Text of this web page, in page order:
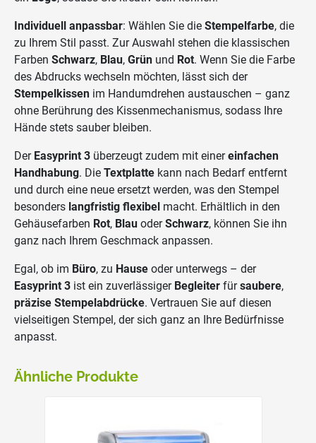
Individuell anpassbar: Wählen Sie die Stempelfarbe, die
zu Ihrem Stil passt. Zur Auswahl stehen die klassischen
Farben Schwarz, Blau, Grün und Rot. Wenn Sie die Farbe
des Abdrucks wechseln möchten, lässt sich der
Stempelkissen im Handumdrehen austauschen – ganz
ohne Berührung des Kissenmechanismus, sodass Ihre
Hände stets sauber bleiben.
Der Easyprint 3 überzeugt zudem mit einereinfachen
Handhabung. Die Textplatte kann nach Bedarf entfernt
und durch eine neue ersetzt werden, was den Stempel
besonders langfristig flexibel macht. Erhältlich in den
Gehäusefarben Rot, Blau oderSchwarz, können Sie ihn
ganz nach Ihrem Geschmack anpassen.
Egal, ob im Büro, zu Hause oder unterwegs – der
Easyprint 3 ist ein zuverlässiger Begleiter fürsaubere,
präzise Stempelabdrücke. Vertrauen Sie auf diesen
vielseitigen Stempel, der sich ganz an Ihre Bedürfnisse
anpasst.
Ähnliche Produkte